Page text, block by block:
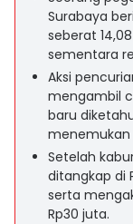
Surabaya
seberat
sementara
Aksi
mengambil
baru
menemukan
Setelah
ditangkap di
serta
Rp30 juta.